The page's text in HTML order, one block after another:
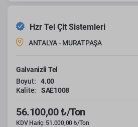
Hzr Tel Çit Sistemleri
ANTALYA - MURATPAŞA
Galvanizli Tel
Boyut:
4.00
Kalite:
SAE1008
56.100,00 ₺/Ton
KDV Hariç: 51.000,00 ₺/Ton